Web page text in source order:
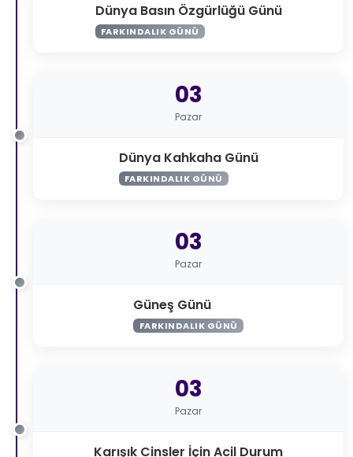
Dünya Basın Özgürlüğü Günü
FARKINDALIK GÜNÜ
03
Pazar
Dünya Kahkaha Günü
FARKINDALIK GÜNÜ
03
Pazar
Güneş Günü
FARKINDALIK GÜNÜ
03
Pazar
Karışık Cinsler İçin Acil Durum